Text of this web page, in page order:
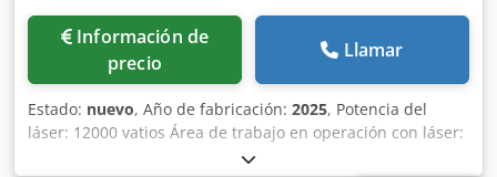
Información de
precio
Llamar
Estado: nuevo, Año de fabricación: 2025, Potencia del
láser: 12000 vatios Área de trabajo en operación con láser:
3048 x 1524 x 280 mm Simultáneo: 150 m/min Precisión